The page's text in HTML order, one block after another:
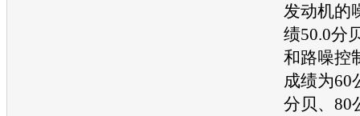
发动机的
绩50.0分
和路噪控
成绩为60
分贝、80